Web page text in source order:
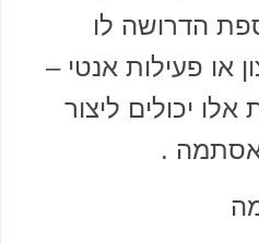
הדרושה לו
או פעילות אנטי –
יכולים ליצור
אסתמה .